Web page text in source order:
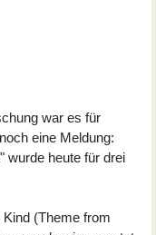
war es für
eine Meldung:
wurde heute für drei
(Theme from